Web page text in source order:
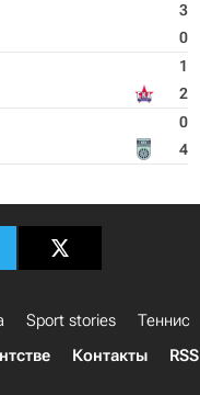
3
0
1
2
0
4
Sport stories Теннис
Контакты RSS